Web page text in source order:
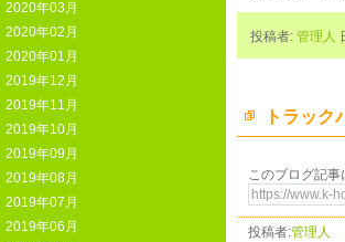
投稿者:管理人
トラック
このブログ記
投稿者:管理人
2020年03月
2020年02月
2020年01月
2019年12月
2019年11月
2019年10月
2019年09月
2019年08月
2019年07月
2019年06月